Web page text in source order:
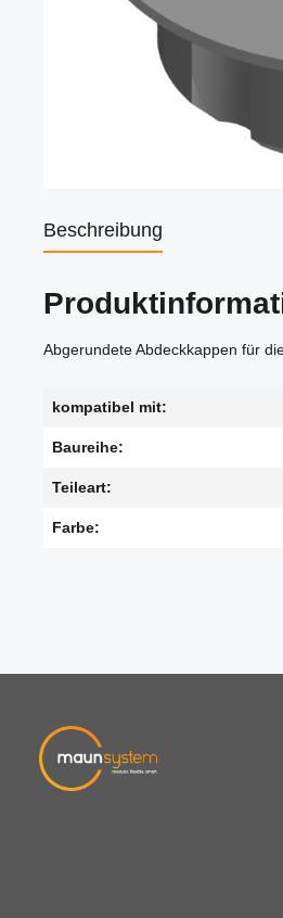
Beschreibung
Abgerundete Abdeckkappen für
kompatibel mit:
Baureihe:
Teileart:
Farbe: